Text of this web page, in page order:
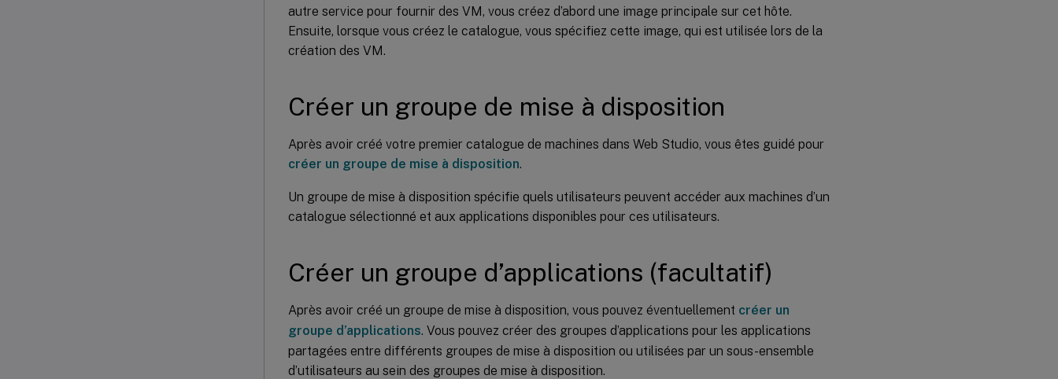
autre service pour fournir des VM, vous créez d’abord une image principale sur cet hôte.
Ensuite, lorsque vous créez le catalogue, vous spécifiez cette image, qui est utilisée lors de la
création des VM.
Créer un groupe de mise à disposition
Après avoir créé votre premier catalogue de machines dans Web Studio, vous êtes guidé pour
créer un groupe de mise à disposition.
Un groupe de mise à disposition spécifie quels utilisateurs peuvent accéder aux machines d’un
catalogue sélectionné et aux applications disponibles pour ces utilisateurs.
Créer un groupe d’applications (facultatif)
Après avoir créé un groupe de mise à disposition, vous pouvez éventuellement créer un
groupe d’applications. Vous pouvez créer des groupes d’applications pour les applications
partagées entre différents groupes de mise à disposition ou utilisées par un sous-ensemble
d’utilisateurs au sein des groupes de mise à disposition.